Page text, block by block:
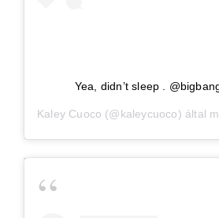
Yea, didn’t sleep .
Kaley Cuoco (@kaleycuoco) által